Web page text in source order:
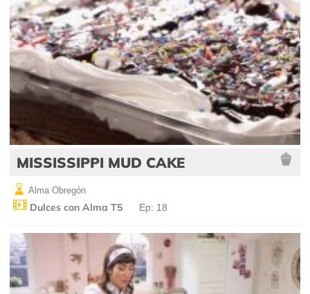
MISSISSIPPI MUD CAKE
Alma Obregón
Dulces con Alma T5 Ep: 18